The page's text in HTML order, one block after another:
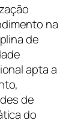
na
de
apta a
de
do